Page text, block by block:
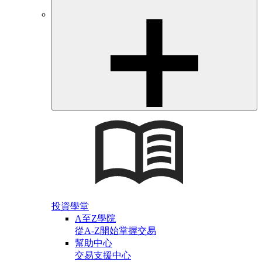
投資學堂
A至Z學院
從A-Z開始掌握交易
幫助中心
交易支援中心